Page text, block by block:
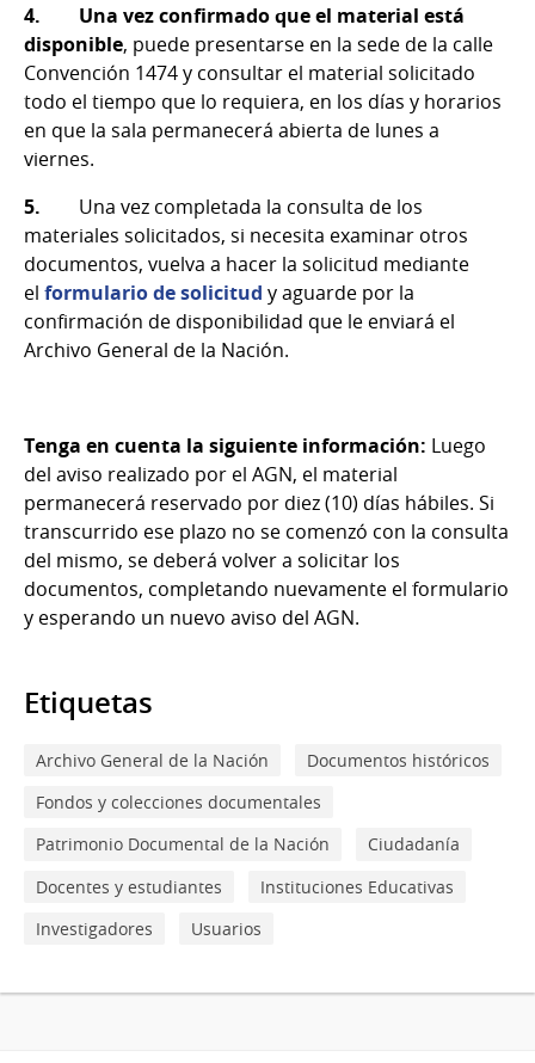
4. Una vez confirmado que el material está
disponible, puede presentarse en la sede de la calle
Convención 1474 y consultar el material solicitado
todo el tiempo que lo requiera, en los días y horarios
en que la sala permanecerá abierta de lunes a
viernes.
5. Una vez completada la consulta de los
materiales solicitados, si necesita examinar otros
documentos, vuelva a hacer la solicitud mediante
el formulario de solicitud y aguarde por la
confirmación de disponibilidad que le enviará el
Archivo General de la Nación.
Tenga en cuenta la siguiente información: Luego
del aviso realizado por el AGN, el material
permanecerá reservado por diez (10) días hábiles. Si
transcurrido ese plazo no se comenzó con la consulta
del mismo, se deberá volver a solicitar los
documentos, completando nuevamente el formulario
y esperando un nuevo aviso del AGN.
Etiquetas
Archivo General de la Nación
Documentos históricos
Fondos y colecciones documentales
Patrimonio Documental de la Nación
Ciudadanía
Docentes y estudiantes
Instituciones Educativas
Investigadores
Usuarios